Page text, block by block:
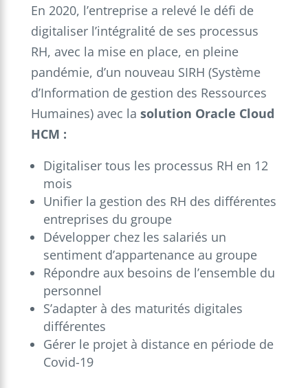
En 2020, l’entreprise a relevé le défi de
digitaliser l’intégralité de ses processus
RH, avec la mise en place, en pleine
pandémie, d’un nouveau SIRH (Système
d’Information de gestion des Ressources
Humaines) avec la solution Oracle Cloud
HCM :
Digitaliser tous les processus RH en 12
mois
Unifier la gestion des RH des différentes
entreprises du groupe
Développer chez les salariés un
sentiment d’appartenance au groupe
Répondre aux besoins de l’ensemble du
personnel
S’adapter à des maturités digitales
différentes
Gérer le projet à distance en période de
Covid-19